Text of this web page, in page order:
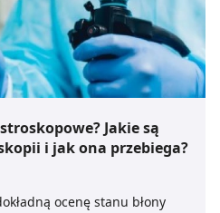
Jakie są
i jak ona przebiega?
ocenę stanu błony